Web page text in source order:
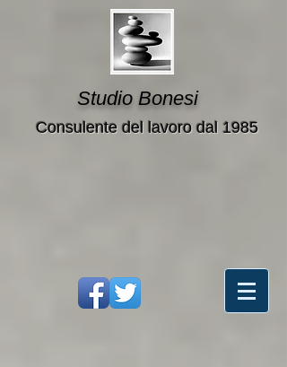
Studio Bonesi
Consulente del lavoro dal 1985